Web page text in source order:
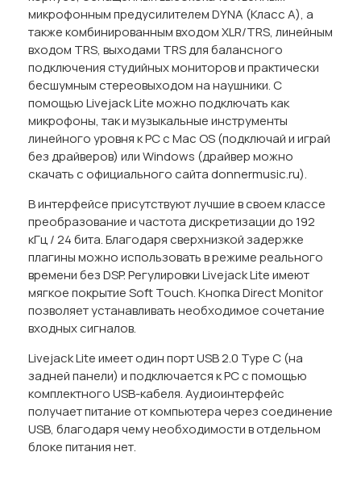
микрофонным предусилителем DYNA (Класс A), а
также комбинированным входом XLR/TRS, линейным
входом TRS, выходами TRS для балансного
подключения студийных мониторов и практически
бесшумным стереовыходом на наушники. С
помощью Livejack Lite можно подключать как
микрофоны, так и музыкальные инструменты
линейного уровня к PC с Mac OS (подключай и играй
без драйверов) или Windows (драйвер можно
скачать с официального сайта donnermusic.ru).
В интерфейсе присутствуют лучшие в своем классе
преобразование и частота дискретизации до 192
кГц / 24 бита. Благодаря сверхнизкой задержке
плагины можно использовать в режиме реального
времени без DSP. Регулировки Livejack Lite имеют
мягкое покрытие Soft Touch. Кнопка Direct Monitor
позволяет устанавливать необходимое сочетание
входных сигналов.
Livejack Lite имеет один порт USB 2.0 Type C (на
задней панели) и подключается к PC с помощью
комплектного USB-кабеля. Аудиоинтерфейс
получает питание от компьютера через соединение
USB, благодаря чему необходимости в отдельном
блоке питания нет.